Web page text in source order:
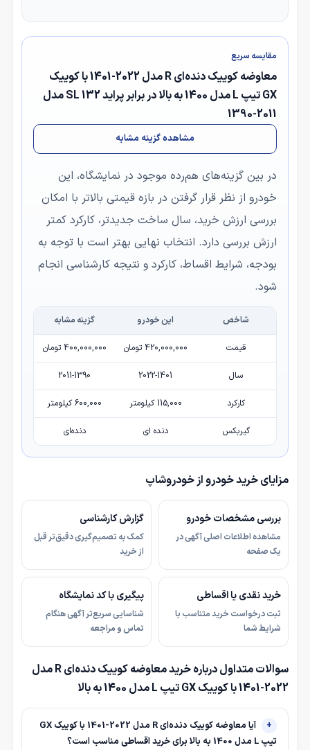
مقایسه سریع
معاوضه کوییک دنده‌ای R مدل 2022-1401 با کوییک
GX تیپ L مدل 1400 به بالا در برابر پراید 132 SL مدل
2011-1390
مشاهده گزینه مشابه
در بین گزینه‌های هم‌رده موجود در نمایشگاه، این
خودرو از نظر قرار گرفتن در بازه قیمتی بالاتر با امکان
بررسی ارزش خرید، سال ساخت جدیدتر، کارکرد کمتر
ارزش بررسی دارد. انتخاب نهایی بهتر است با توجه به
بودجه، شرایط اقساط، کارکرد و نتیجه کارشناسی انجام
شود.
شاخص این خودرو گزینه مشابه
قیمت 420,000,000 تومان 400,000,000 تومان
سال 2022-1401
2011-1390
کارکرد 115,000 کیلومتر 600,000 کیلومتر
گیربکس دنده ای دنده‌ای
مزایای خرید خودرو از خودروشاپ
بررسی مشخصات خودرو
مشاهده اطلاعات اصلی آگهی در
یک صفحه
گزارش کارشناسی
کمک به تصمیم‌گیری دقیق‌تر قبل
از خرید
خرید نقدی یا اقساطی
ثبت درخواست خرید متناسب با
شرایط شما
پیگیری با کد نمایشگاه
شناسایی سریع‌تر آگهی هنگام
تماس و مراجعه
سوالات متداول درباره خرید معاوضه کوییک دنده‌ای R مدل
2022-1401 با کوییک GX تیپ L مدل 1400 به بالا
آیا معاوضه کوییک دنده‌ای R مدل 2022-1401 با کوییک GX
تیپ L مدل 1400 به بالا برای خرید اقساطی مناسب است؟